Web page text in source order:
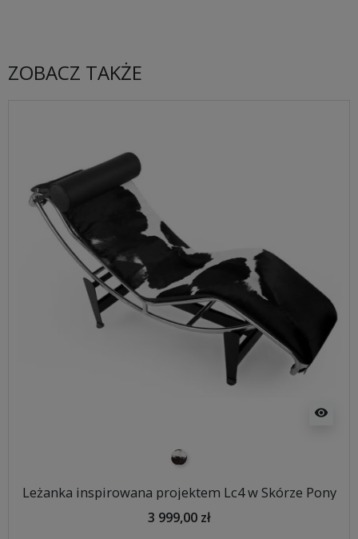
ZOBACZ TAKŻE
visibility
pony
Leżanka inspirowana projektem Lc4 w Skórze Pony
3 999,00 zł